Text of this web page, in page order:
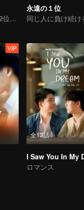
We Best Love の2位の逆襲
永遠の１位
VIP
全13話
ロマンス